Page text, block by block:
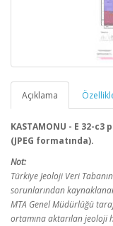
Açıklama
KASTAMONU - E 32-
(JPEG formatında).
Not:
Türkiye Jeoloji Veri
sorunlarından
MTA Genel Müdürlüğü
ortamına aktarılan jeoloji